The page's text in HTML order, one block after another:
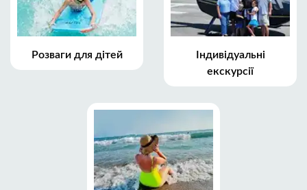
Розваги для дітей
Індивідуальні
екскурсії